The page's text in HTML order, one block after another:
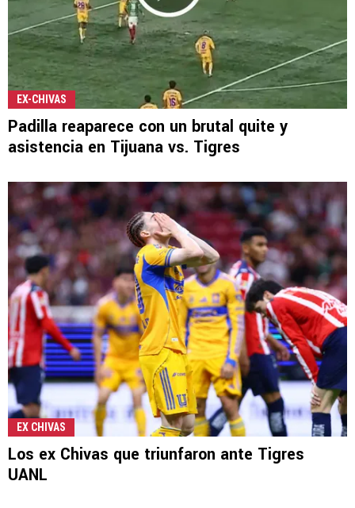
EX-CHIVAS
Padilla reaparece con un brutal quite y
asistencia en Tijuana vs. Tigres
EX CHIVAS
Los ex Chivas que triunfaron ante Tigres
UANL